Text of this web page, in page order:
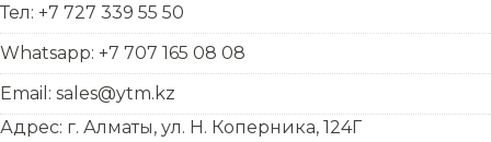
Тел: +7 727 339 55 50
Whatsapp: +7 707 165 08 08
Email: sales@ytm.kz
Адрес: г. Алматы, ул. Н. Коперника, 124Г